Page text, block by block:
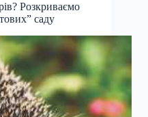
Розкриваємо
саду